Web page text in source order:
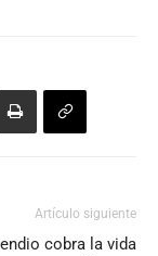
Artículo siguiente
cobra la vida